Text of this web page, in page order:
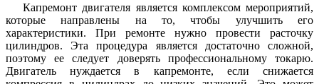
Капремонт двигателя является комплексом мероприятий,
которые направлены на то, чтобы улучшить его
характеристики. При ремонте нужно провести расточку
цилиндров. Эта процедура является достаточно сложной,
поэтому ее следует доверять профессиональному токарю.
Двигатель нуждается в капремонте, если снижается